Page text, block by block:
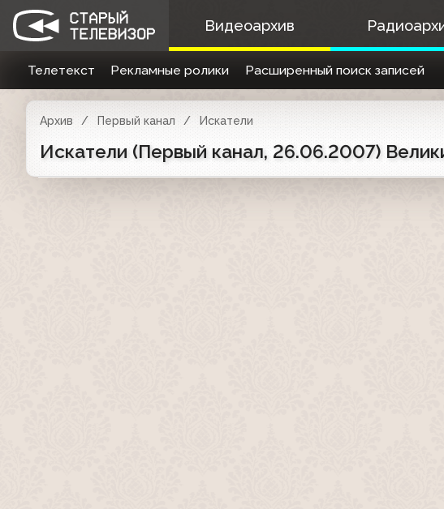
Видеоархив
Телетекст Рекламные ролики Расширенный поиск записей
Архив Первый канал Искатели
Искатели (Первый канал, 26.06.2007)